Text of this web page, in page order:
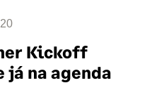
Kickoff
já na agenda